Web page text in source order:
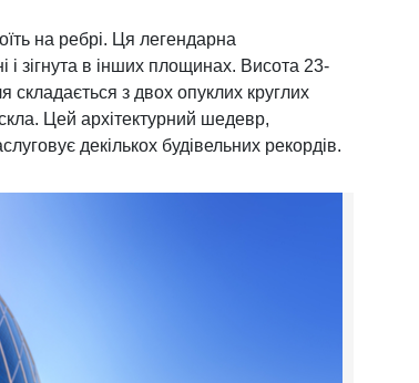
на ребрі. Ця легендарна
і зігнута в інших площинах. Висота 23-
складається з двох опуклих круглих
Цей архітектурний шедевр,
декількох будівельних рекордів.